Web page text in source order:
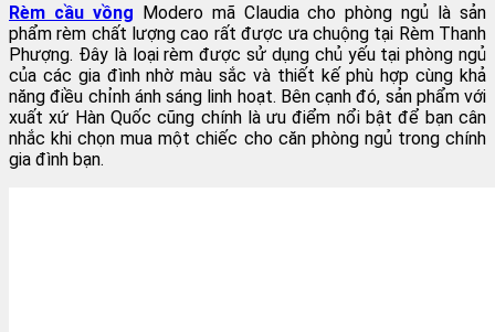
Rèm cầu vồng Modero mã Claudia cho phòng ngủ là sản
phẩm rèm chất lượng cao rất được ưa chuộng tại Rèm Thanh
Phượng. Đây là loại rèm được sử dụng chủ yếu tại phòng ngủ
của các gia đình nhờ màu sắc và thiết kế phù hợp cùng khả
năng điều chỉnh ánh sáng linh hoạt. Bên cạnh đó, sản phẩm với
xuất xứ Hàn Quốc cũng chính là ưu điểm nổi bật để bạn cân
nhắc khi chọn mua một chiếc cho căn phòng ngủ trong chính
gia đình bạn.